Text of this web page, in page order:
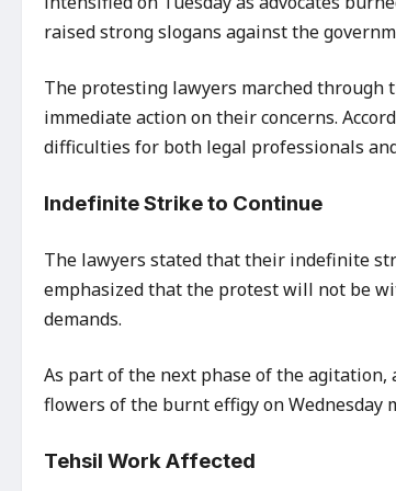
raised strong slogans against the
The protesting lawyers marched through
immediate action on their concerns.
difficulties for both legal professionals
Indefinite Strike to Continue
The lawyers stated that their indefinite
emphasized that the protest will not be
demands.
As part of the next phase of the agitation,
flowers of the burnt effigy on Wednesday
Tehsil Work Affected